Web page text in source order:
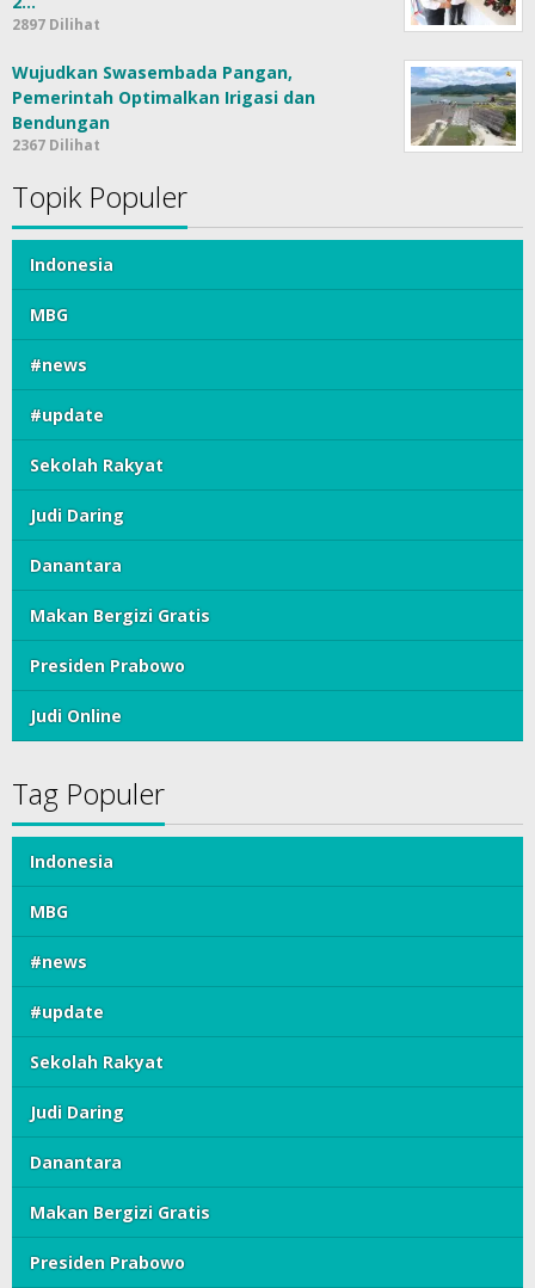
2897 Dilihat
Wujudkan Swasembada Pangan,
Pemerintah Optimalkan Irigasi dan
Bendungan
2367 Dilihat
Topik Populer
Indonesia
MBG
#news
#update
Sekolah Rakyat
Judi Daring
Danantara
Makan Bergizi Gratis
Presiden Prabowo
Judi Online
Tag Populer
Indonesia
MBG
#news
#update
Sekolah Rakyat
Judi Daring
Danantara
Makan Bergizi Gratis
Presiden Prabowo